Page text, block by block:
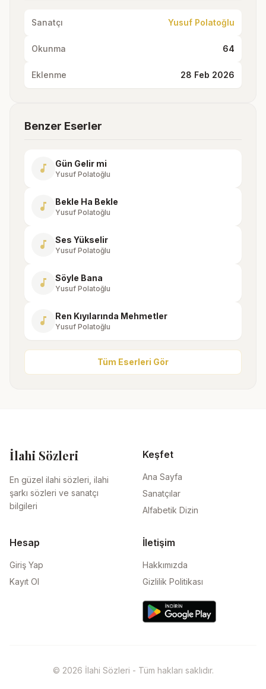
Sanatçı Yusuf Polatoğlu
Okunma 64
Eklenme 28 Feb 2026
Benzer Eserler
music_note Gün Gelir mi
Yusuf Polatoğlu
music_note Bekle Ha Bekle
Yusuf Polatoğlu
music_note Ses Yükselir
Yusuf Polatoğlu
music_note Söyle Bana
Yusuf Polatoğlu
music_note Ren Kıyılarında Mehmetler
Yusuf Polatoğlu
Tüm Eserleri Gör
İlahi Sözleri
En güzel ilahi sözleri, ilahi
şarkı sözleri ve sanatçı
bilgileri
Keşfet
Ana Sayfa
Sanatçılar
Alfabetik Dizin
Hesap
Giriş Yap
Kayıt Ol
İletişim
Hakkımızda
Gizlilik Politikası
© 2026 İlahi Sözleri - Tüm hakları saklıdır.